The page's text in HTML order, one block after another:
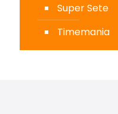
Super Sete
Timemania